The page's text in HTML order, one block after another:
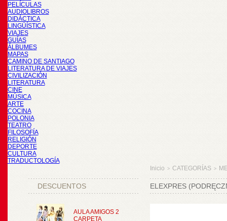
PELÍCULAS
AUDIOLIBROS
DIDÁCTICA
LINGÜÍSTICA
VIAJES
GUÍAS
ÁLBUMES
MAPAS
CAMINO DE SANTIAGO
LITERATURA DE VIAJES
CIVILIZACIÓN
LITERATURA
CINE
MÚSICA
ARTE
COCINA
POLONIA
TEATRO
FILOSOFÍA
RELIGIÓN
DEPORTE
CULTURA
TRADUCTOLOGÍA
DESCUENTOS
AULA AMIGOS 2
CARPETA
Inicio > CATEGORÍAS >
ELEXPRES